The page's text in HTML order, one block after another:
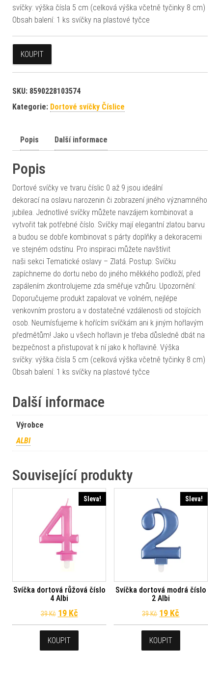
svíčky: výška čísla 5 cm (celková výška včetně tyčinky 8 cm)
Obsah balení: 1 ks svíčky na plastové tyčce
KOUPIT
SKU: 8590228103574
Kategorie: Dortové svíčky Číslice
Popis Další informace
Popis
Dortové svíčky ve tvaru číslic 0 až 9 jsou ideální
dekorací na oslavu narozenin či zobrazení jiného významného
jubilea. Jednotlivé svíčky můžete navzájem kombinovat a
vytvořit tak potřebné číslo. Svíčky mají elegantní zlatou barvu
a budou se dobře kombinovat s párty doplňky a dekoracemi
ve stejném odstínu. Pro inspiraci můžete navštívit
naši sekci Tematické oslavy – Zlatá. Postup: Svíčku
zapíchneme do dortu nebo do jiného měkkého podloží, před
zapálením zkontrolujeme zda směřuje vzhůru. Upozornění:
Doporučujeme produkt zapalovat ve volném, nejlépe
venkovním prostoru a v dostatečné vzdálenosti od stojících
osob. Neumísťujeme k hořícím svíčkám ani k jiným hořlavým
předmětům! Jako u všech hořlavin je třeba důsledně dbát na
bezpečnost a přistupovat k ní jako k hořlavině. Výška
svíčky: výška čísla 5 cm (celková výška včetně tyčinky 8 cm)
Obsah balení: 1 ks svíčky na plastové tyčce
Další informace
Výrobce
ALBI
Související produkty
Sleva!
Svíčka dortová růžová číslo
4 Albi
39Kč Původní cena byla: 39 Kč.
19 KčAktuální cena je: 19 Kč.
KOUPIT
Sleva!
Svíčka dortová modrá číslo
2 Albi
39Kč Původní cena
19 Kč
KOUPIT